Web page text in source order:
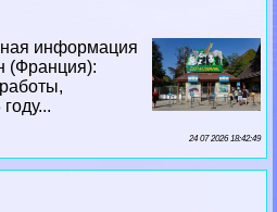
информация
(Франция):
24 07 2026 18:42:49